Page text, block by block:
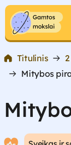
Pereiti prie turinio
Pereiti prie turinio
Titulinis
Mitybos